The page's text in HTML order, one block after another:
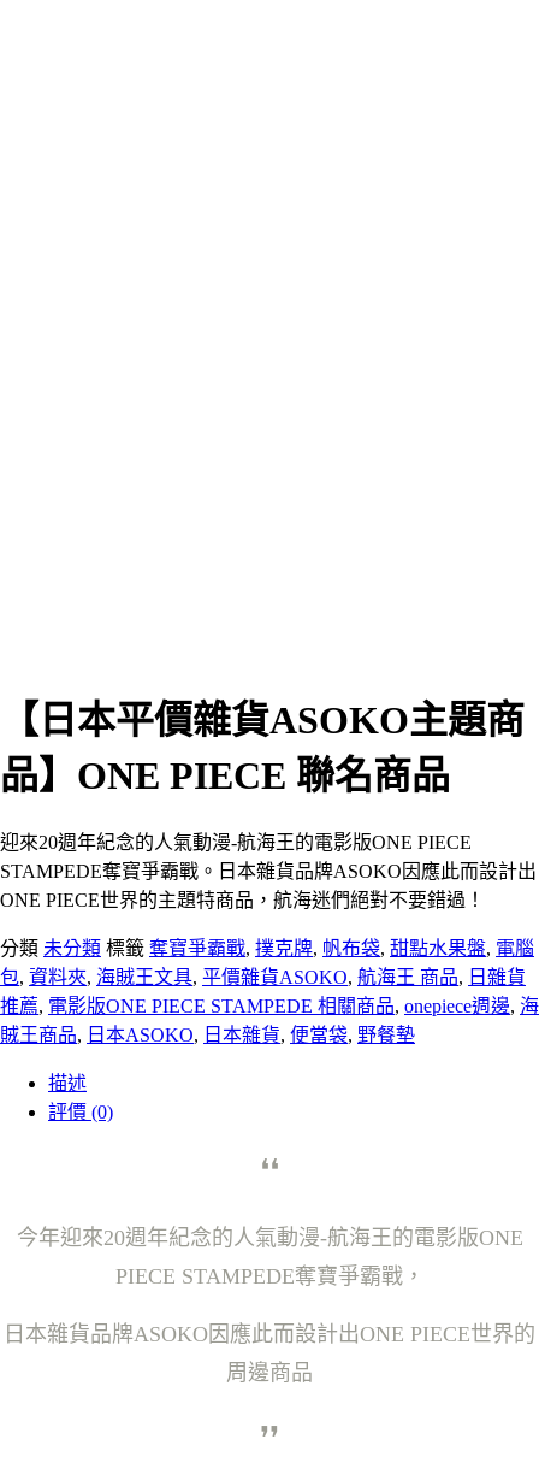
【日本平價雜貨ASOKO主題商
品】ONE PIECE 聯名商品
迎來20週年紀念的人氣動漫-航海王的電影版ONE PIECE
STAMPEDE奪寶爭霸戰。日本雜貨品牌ASOKO因應此而設計出
ONE PIECE世界的主題特商品，航海迷們絕對不要錯過！
分類 未分類 標籤 奪寶爭霸戰, 撲克牌, 帆布袋, 甜點水果盤, 電腦
包, 資料夾, 海賊王文具, 平價雜貨ASOKO, 航海王 商品, 日雜貨
推薦, 電影版ONE PIECE STAMPEDE 相關商品, onepiece週邊, 海
賊王商品, 日本ASOKO, 日本雜貨, 便當袋, 野餐墊
描述
評價 (0)
❛❛
今年迎來20週年紀念的人氣動漫-航海王的電影版ONE
PIECE STAMPEDE奪寶爭霸戰，
日本雜貨品牌ASOKO因應此而設計出ONE PIECE世界的
周邊商品
❜❜